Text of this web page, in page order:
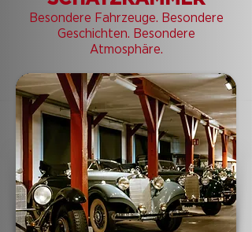
Besondere Fahrzeuge. Besondere
Geschichten. Besondere
Atmosphäre.